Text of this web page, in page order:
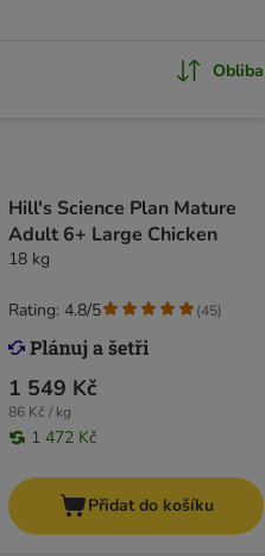
Obliba
Hill's Science Plan Mature
Adult 6+ Large Chicken
18 kg
1 549 Kč
86 Kč / kg
1 472 Kč
Rating: 4.8/5 (45)
Přidat do košíku